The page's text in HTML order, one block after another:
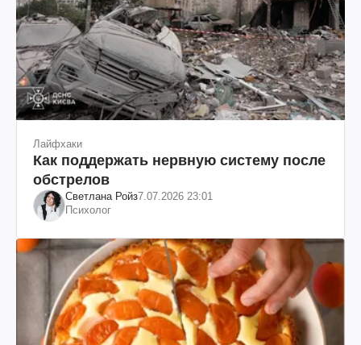
Лайфхаки
Как поддержать нервную систему после
обстрелов
Светлана Ройз7.07.2026 23:01
Психолог